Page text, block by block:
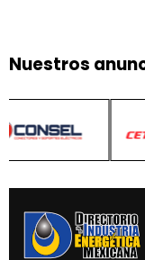
Nuestros